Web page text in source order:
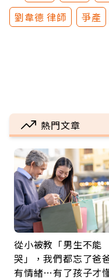
劉韋德 律師
爭產
熱門文章
從小被教「男生不能
哭」，我們都忘了爸
有情緒…有了孩子才